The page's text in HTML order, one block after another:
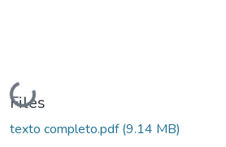
Loading...
Files
texto completo.pdf(9.14 MB)